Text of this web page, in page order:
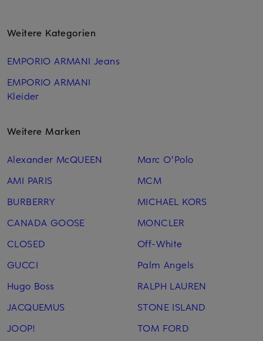
Weitere Kategorien
EMPORIO ARMANI Jeans
EMPORIO ARMANI
Kleider
Weitere Marken
Alexander McQUEEN
AMI PARIS
BURBERRY
CANADA GOOSE
CLOSED
GUCCI
Hugo Boss
JACQUEMUS
JOOP!
Marc O'Polo
MCM
MICHAEL KORS
MONCLER
Off-White
Palm Angels
RALPH LAUREN
STONE ISLAND
TOM FORD